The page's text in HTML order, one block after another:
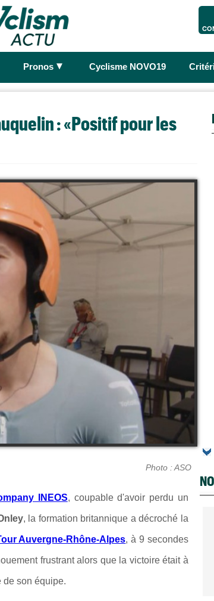
Pronos ► Cyclisme NOVO19
: «Positif pour les
Photo : ASO
INEOS, coupable d'avoir perdu un
, la formation britannique a décroché la
Auvergne-Rhône-Alpes, à 9 secondes
frustrant alors que la victoire était à
de son équipe.